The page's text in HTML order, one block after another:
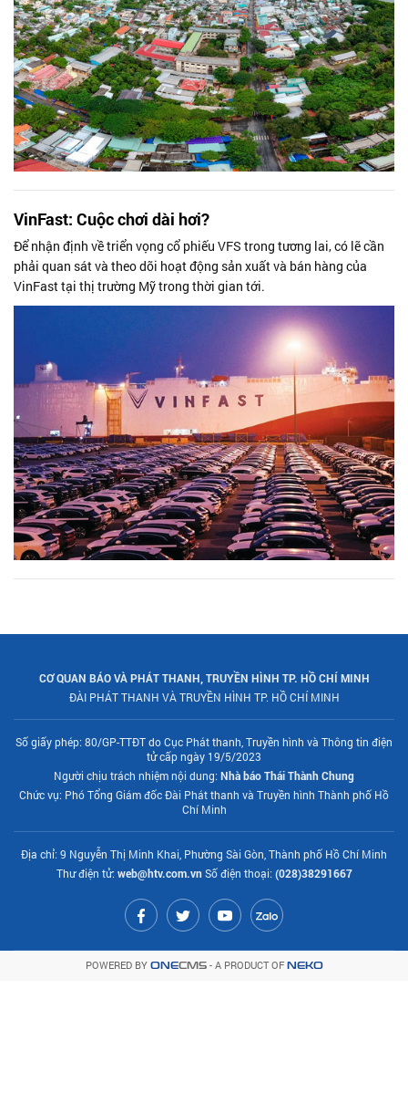
VinFast: Cuộc chơi dài hơi?
Để nhận định về triển vọng cổ phiếu VFS trong tương lai, có lẽ cần
phải quan sát và theo dõi hoạt động sản xuất và bán hàng của
VinFast tại thị trường Mỹ trong thời gian tới.
CƠ QUAN BÁO VÀ PHÁT THANH, TRUYỀN HÌNH TP. HỒ CHÍ MINH
ĐÀI PHÁT THANH VÀ TRUYỀN HÌNH TP. HỒ CHÍ MINH
Số giấy phép: 80/GP-TTĐT do Cục Phát thanh, Truyền hình và Thông tin điện
tử cấp ngày 19/5/2023
Người chịu trách nhiệm nội dung: Nhà báo Thái Thành Chung
Chức vụ: Phó Tổng Giám đốc Đài Phát thanh và Truyền hình Thành phố Hồ
Chí Minh
Địa chỉ: 9 Nguyễn Thị Minh Khai, Phường Sài Gòn, Thành phố Hồ Chí Minh
Thư điện tử: web@htv.com.vnSố điện thoại: (028)38291667
POWERED BY ONECMS- A PRODUCT OF NEKO